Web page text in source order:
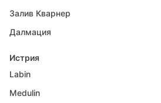
Залив Кварнер
Далмация
Истрия
Labin
Medulin